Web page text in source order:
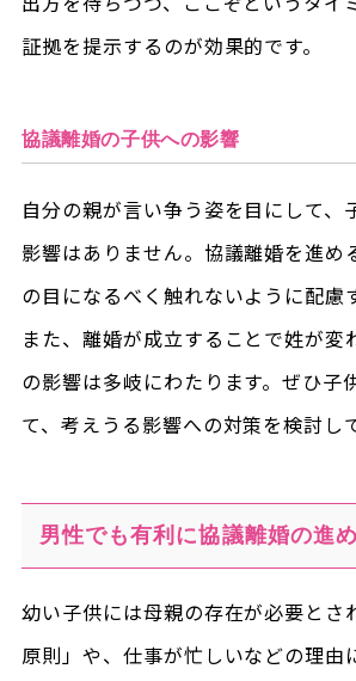
証拠を提示するのが効果的です。
協議離婚の子供への影響
自分の親が言い争う姿を目にして、
影響はありません。協議離婚を進め
の目になるべく触れないように配慮
また、離婚が成立することで姓が変
の影響は多岐にわたります。ぜひ子
て、考えうる影響への対策を検討し
男性でも有利に協議離婚の進
幼い子供には母親の存在が必要とさ
原則」や、仕事が忙しいなどの理由